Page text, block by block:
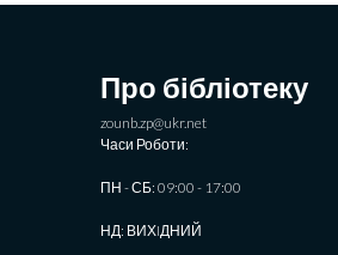
Про бібліотеку
zounb.zp@ukr.net
Часи Роботи:
ПН - СБ: 09:00 - 17:00
НД: ВИХIДНИЙ